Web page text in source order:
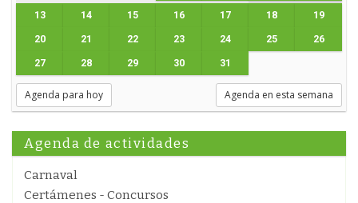
13 14 15 16 17 18 19
20 21 22 23 24 25 26
27 28 29 30 31
Agenda para hoy Agenda en esta semana
Agenda de actividades
Carnaval
Certámenes - Concursos